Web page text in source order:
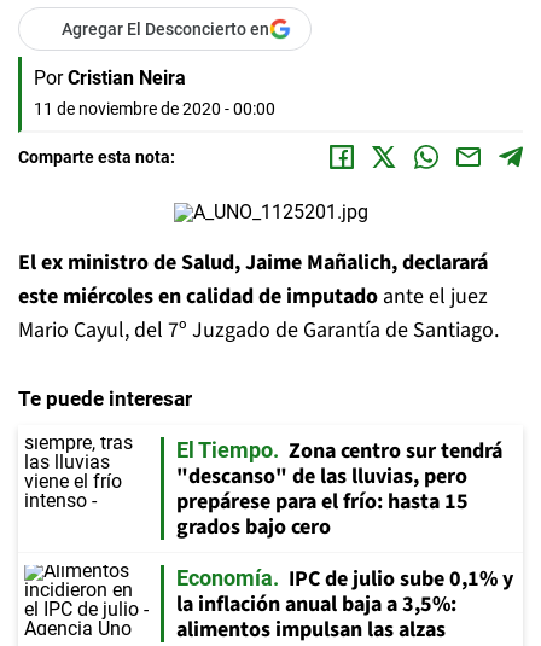
Agregar El Desconcierto en
Por Cristian Neira
11 de noviembre de 2020 - 00:00
Comparte esta nota:
El ex ministro de Salud, Jaime Mañalich, declarará
este miércoles en calidad de imputado ante el juez
Mario Cayul, del 7º Juzgado de Garantía de Santiago.
Te puede interesar
El Tiempo
Zona centro sur tendrá
"descanso" de las lluvias, pero
prepárese para el frío: hasta 15
grados bajo cero
Economía
IPC de julio sube 0,1% y
la inflación anual baja a 3,5%:
alimentos impulsan las alzas